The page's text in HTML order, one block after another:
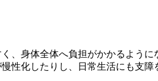
、身体全体へ負担がかかるように
性化したりし、日常生活にも支障